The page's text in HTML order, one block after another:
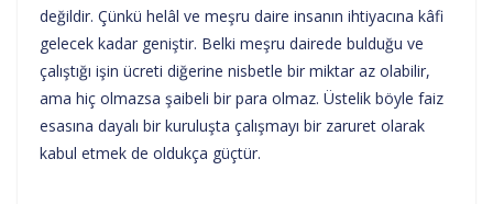
değildir. Çünkü helâl ve meşru daire insanın ihtiyacına kâfi
gelecek kadar geniştir. Belki meşru dairede bulduğu ve
çalıştığı işin ücreti diğerine nisbetle bir miktar az olabilir,
ama hiç olmazsa şaibeli bir para olmaz. Üstelik böyle faiz
esasına dayalı bir kuruluşta çalışmayı bir zaruret olarak
kabul etmek de oldukça güçtür.